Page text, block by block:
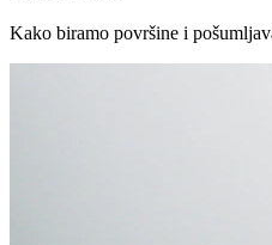
Kako biramo površine i